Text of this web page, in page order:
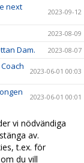
next
2023-09-12
2023-08-09
Dam. 2023-08-07
2023-06-01 00:03
2023-06-01 00:01
2023-02-27
2022-06-29 08:17
vi nödvändiga
av.
t.ex. för
du vill